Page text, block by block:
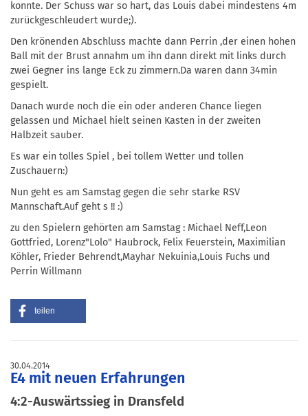
konnte. Der Schuss war so hart, das Louis dabei mindestens 4m
zurückgeschleudert wurde;).
Den krönenden Abschluss machte dann Perrin ,der einen hohen
Ball mit der Brust annahm um ihn dann direkt mit links durch
zwei Gegner ins lange Eck zu zimmern.Da waren dann 34min
gespielt.
Danach wurde noch die ein oder anderen Chance liegen
gelassen und Michael hielt seinen Kasten in der zweiten
Halbzeit sauber.
Es war ein tolles Spiel , bei tollem Wetter und tollen
Zuschauern:)
Nun geht es am Samstag gegen die sehr starke RSV
Mannschaft.Auf geht s !! :)
zu den Spielern gehörten am Samstag : Michael Neff,Leon
Gottfried, Lorenz"Lolo" Haubrock, Felix Feuerstein, Maximilian
Köhler, Frieder Behrendt,Mayhar Nekuinia,Louis Fuchs und
Perrin Willmann
teilen
30.04.2014
E4 mit neuen Erfahrungen
4:2-Auswärtssieg in Dransfeld